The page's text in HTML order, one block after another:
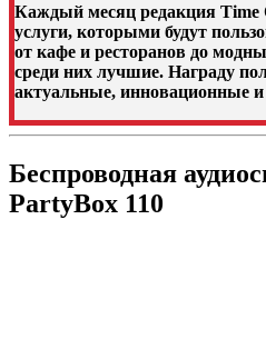
Каждый месяц редакция Time
услуги, которыми будут
от кафе и ресторанов до
среди них лучшие. Награду
актуальные, инновационные
Беспроводная
PartyBox 110